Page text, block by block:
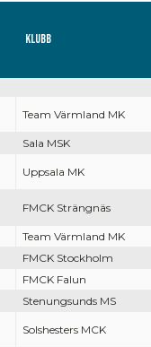
Klubb
Team Värmland MK
Sala MSK
Uppsala MK
FMCK Strängnäs
Team Värmland MK
FMCK Stockholm
FMCK Falun
Stenungsunds MS
Solshesters MCK